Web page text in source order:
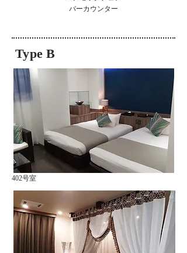
​バーカウンター
Type B
402号室